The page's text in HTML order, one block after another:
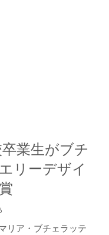
業生がブチ
リーデザイ
リア・ブチェラッテ